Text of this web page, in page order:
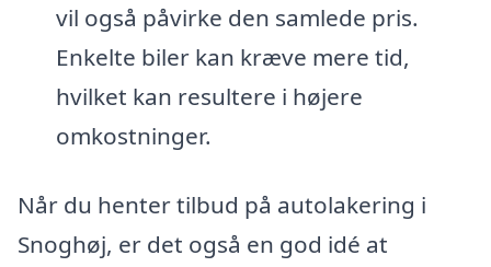
vil også påvirke den samlede pris.
Enkelte biler kan kræve mere tid,
hvilket kan resultere i højere
omkostninger.
Når du henter tilbud på autolakering i
Snoghøj, er det også en god idé at